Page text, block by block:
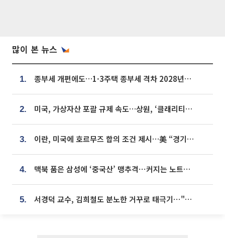
많이 본 뉴스
1. 종부세 개편에도…1·3주택 종부세 격차 2028년부터 확대
2. 미국, 가상자산 포괄 규제 속도…상원, ‘클래리티법’ 9월 절차투표 추진
3. 이란, 미국에 호르무즈 합의 조건 제시…美 “경기 아직 안 끝나” [종합]
4. 맥북 품은 삼성에 ‘중국산’ 맹추격⋯커지는 노트북 OLED 시장
5. 서경덕 교수, 김희철도 분노한 거꾸로 태극기⋯"엉터리는 아냐, 아쉬울 뿐"